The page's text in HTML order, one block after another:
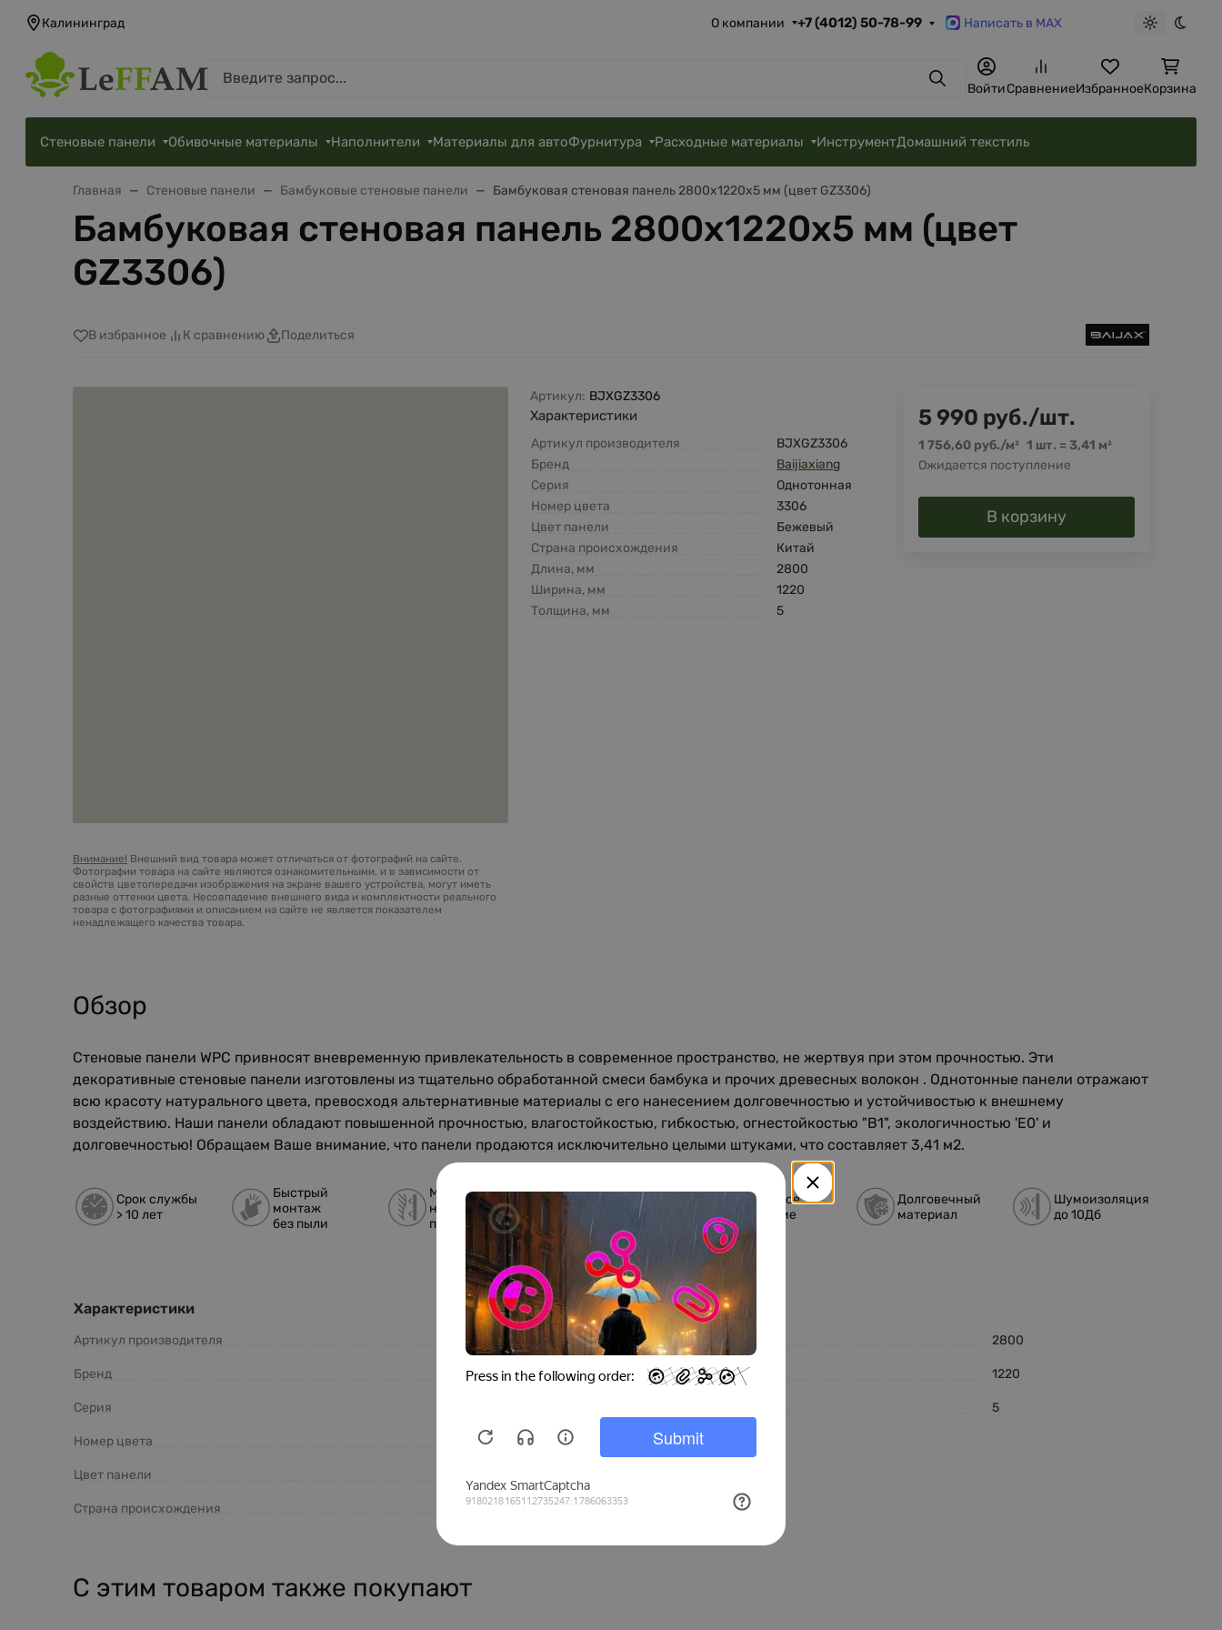
Калининград О компании +7 (4012) 50-78-99 Написать в MAX
Светлая
ПоискВойтиСравнениеИзбранноеКорзина
Стеновые панели Обивочные материалы Наполнители Материалы для автоФурнитура Расходные материалы ИнструментДомашний текстиль
Главная Стеновые панели Бамбуковые стеновые панели Бамбуковая стеновая панель 2800х1220х5 мм (цвет GZ3306)
Бамбуковая стеновая панель 2800х1220х5 мм (цвет
GZ3306)
В избранное К сравнению Поделиться
Внимание! Внешний вид товара может отличаться от фотографий на сайте.
Фотографии товара на сайте являются ознакомительными, и в зависимости от
свойств цветопередачи изображения на экране вашего устройства, могут иметь
разные оттенки цвета. Несовпадение внешнего вида и комплектности реального
товара с фотографиями и описанием на сайте не является показателем
ненадлежащего качества товара.
Артикул: BJXGZ3306
Характеристики
Артикул производителя
BJXGZ3306
Бренд
Baijiaxiang
Серия
Однотонная
Номер цвета
3306
Цвет панели
Бежевый
Страна происхождения
Китай
Длина, мм
2800
Ширина, мм
1220
Толщина, мм
5
5 990 руб./шт.
1 756,60 руб./м² 1 шт. =3,41 м²
Ожидается поступление
В корзину
Обзор
Стеновые панели WPC привносят вневременную привлекательность в современное пространство, не жертвуя при этом прочностью. Эти
декоративные стеновые панели изготовлены из тщательно обработанной смеси бамбука и прочих древесных волокон . Однотонные панели отражают
всю красоту натурального цвета, превосходя альтернативные материалы с его нанесением долговечностью и устойчивостью к внешнему
воздействию. Наши панели обладают повышенной прочностью, влагостойкостью, гибкостью, огнестойкостью "B1", экологичностью 'E0' и
долговечностью! Обращаем Ваше внимание, что панели продаются исключительно целыми штуками, что составляет 3,41 м2.
Срок службы
> 10 лет
Быстрый
монтаж
без пыли
Монтаж на
неровную
поверхность
Стойкость к
влаге и УФ-
лучам
Стильное
решение
Долговечный
материал
Шумоизоляция
до 10Дб
Характеристики
Артикул производителя BJXGZ3306
Бренд Baijiaxiang
Серия
Номер цвета 3306
Цвет панели
Страна происхождения Китай
Размеры
Длина, мм 2800
Ширина, мм 1220
5
С этим товаром также покупают